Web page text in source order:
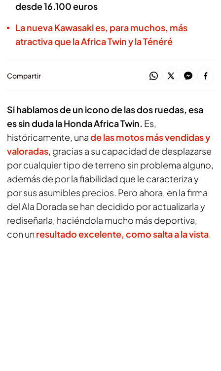
desde 16.100 euros
La nueva Kawasaki es, para muchos, más
atractiva que la Africa Twin y la Ténéré
Compartir
Si hablamos de un icono de las dos ruedas, esa
es sin duda la Honda Africa Twin. Es,
históricamente, unade las motos más vendidas y
valoradas, gracias a su capacidad de desplazarse
por cualquier tipo de terreno sin problema alguno,
además de por la fiabilidad que le caracteriza y
por sus asumibles precios. Pero ahora, en la firma
del Ala Dorada se han decidido por actualizarla y
rediseñarla, haciéndola mucho más deportiva,
con un resultado excelente, como salta a la vista.